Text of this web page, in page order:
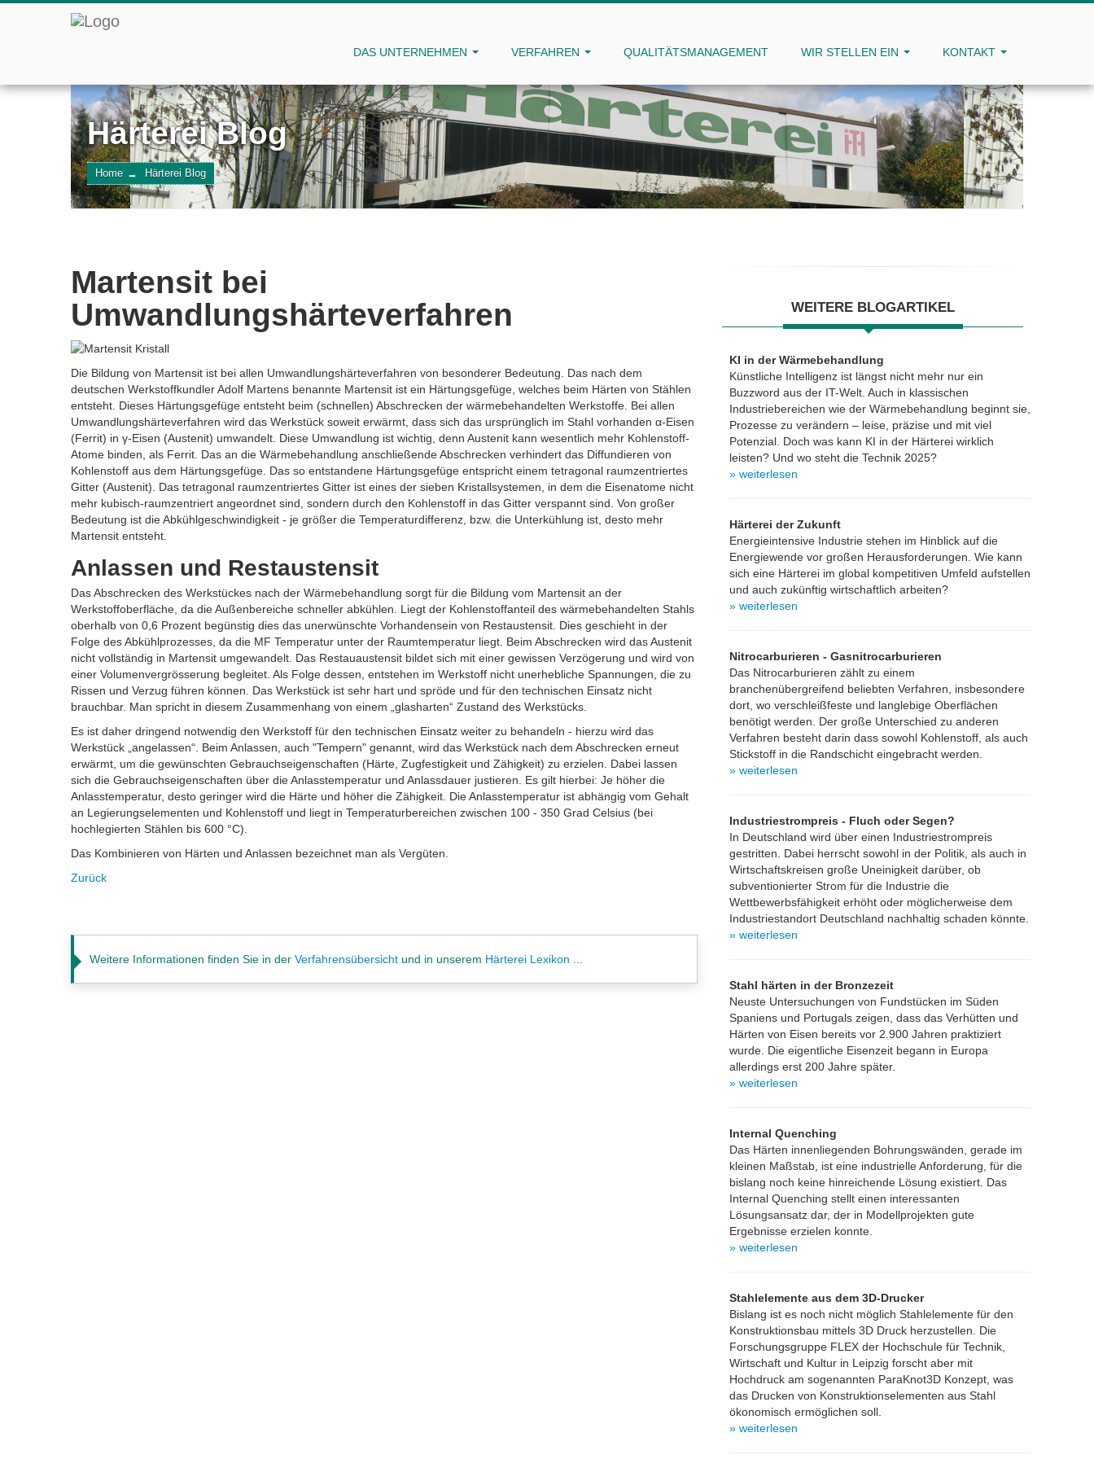
DAS UNTERNEHMEN VERFAHREN QUALITÄTSMANAGEMENT WIR STELLEN EIN KONTAKT
Härterei Blog
Home → Härterei Blog
Martensit bei
Umwandlungshärteverfahren
Die Bildung von Martensit ist bei allen Umwandlungshärteverfahren von besonderer Bedeutung. Das nach dem
deutschen Werkstoffkundler Adolf Martens benannte Martensit ist ein Härtungsgefüge, welches beim Härten von Stählen
entsteht. Dieses Härtungsgefüge entsteht beim (schnellen) Abschrecken der wärmebehandelten Werkstoffe. Bei allen
Umwandlungshärteverfahren wird das Werkstück soweit erwärmt, dass sich das ursprünglich im Stahl vorhanden α-Eisen
(Ferrit) in γ-Eisen (Austenit) umwandelt. Diese Umwandlung ist wichtig, denn Austenit kann wesentlich mehr Kohlenstoff-
Atome binden, als Ferrit. Das an die Wärmebehandlung anschließende Abschrecken verhindert das Diffundieren von
Kohlenstoff aus dem Härtungsgefüge. Das so entstandene Härtungsgefüge entspricht einem tetragonal raumzentriertes
Gitter (Austenit). Das tetragonal raumzentriertes Gitter ist eines der sieben Kristallsystemen, in dem die Eisenatome nicht
mehr kubisch-raumzentriert angeordnet sind, sondern durch den Kohlenstoff in das Gitter verspannt sind. Von großer
Bedeutung ist die Abkühlgeschwindigkeit - je größer die Temperaturdifferenz, bzw. die Unterkühlung ist, desto mehr
Martensit entsteht.
Anlassen und Restaustensit
Das Abschrecken des Werkstückes nach der Wärmebehandlung sorgt für die Bildung vom Martensit an der
Werkstoffoberfläche, da die Außenbereiche schneller abkühlen. Liegt der Kohlenstoffanteil des wärmebehandelten Stahls
oberhalb von 0,6 Prozent begünstig dies das unerwünschte Vorhandensein von Restaustensit. Dies geschieht in der
Folge des Abkühlprozesses, da die MF Temperatur unter der Raumtemperatur liegt. Beim Abschrecken wird das Austenit
nicht vollständig in Martensit umgewandelt. Das Restauaustensit bildet sich mit einer gewissen Verzögerung und wird von
einer Volumenvergrösserung begleitet. Als Folge dessen, entstehen im Werkstoff nicht unerhebliche Spannungen, die zu
Rissen und Verzug führen können. Das Werkstück ist sehr hart und spröde und für den technischen Einsatz nicht
brauchbar. Man spricht in diesem Zusammenhang von einem „glasharten“ Zustand des Werkstücks.
Es ist daher dringend notwendig den Werkstoff für den technischen Einsatz weiter zu behandeln - hierzu wird das
Werkstück „angelassen“. Beim Anlassen, auch "Tempern" genannt, wird das Werkstück nach dem Abschrecken erneut
erwärmt, um die gewünschten Gebrauchseigenschaften (Härte, Zugfestigkeit und Zähigkeit) zu erzielen. Dabei lassen
sich die Gebrauchseigenschaften über die Anlasstemperatur und Anlassdauer justieren. Es gilt hierbei: Je höher die
Anlasstemperatur, desto geringer wird die Härte und höher die Zähigkeit. Die Anlasstemperatur ist abhängig vom Gehalt
an Legierungselementen und Kohlenstoff und liegt in Temperaturbereichen zwischen 100 - 350 Grad Celsius (bei
hochlegierten Stählen bis 600 °C).
Das Kombinieren von Härten und Anlassen bezeichnet man als Vergüten.
Zurück
Weitere Informationen finden Sie in der Verfahrensübersicht und in unserem Härterei Lexikon ...
WEITERE BLOGARTIKEL
KI in der Wärmebehandlung
Künstliche Intelligenz ist längst nicht mehr nur ein
Buzzword aus der IT-Welt. Auch in klassischen
Industriebereichen wie der Wärmebehandlung beginnt sie,
Prozesse zu verändern – leise, präzise und mit viel
Potenzial. Doch was kann KI in der Härterei wirklich
leisten? Und wo steht die Technik 2025?
» weiterlesen
Härterei der Zukunft
Energieintensive Industrie stehen im Hinblick auf die
Energiewende vor großen Herausforderungen. Wie kann
sich eine Härterei im global kompetitiven Umfeld aufstellen
und auch zukünftig wirtschaftlich arbeiten?
» weiterlesen
Nitrocarburieren - Gasnitrocarburieren
Das Nitrocarburieren zählt zu einem
branchenübergreifend beliebten Verfahren, insbesondere
dort, wo verschleißfeste und langlebige Oberflächen
benötigt werden. Der große Unterschied zu anderen
Verfahren besteht darin dass sowohl Kohlenstoff, als auch
Stickstoff in die Randschicht eingebracht werden.
» weiterlesen
Industriestrompreis - Fluch oder Segen?
In Deutschland wird über einen Industriestrompreis
gestritten. Dabei herrscht sowohl in der Politik, als auch in
Wirtschaftskreisen große Uneinigkeit darüber, ob
subventionierter Strom für die Industrie die
Wettbewerbsfähigkeit erhöht oder möglicherweise dem
Industriestandort Deutschland nachhaltig schaden könnte.
» weiterlesen
Stahl härten in der Bronzezeit
Neuste Untersuchungen von Fundstücken im Süden
Spaniens und Portugals zeigen, dass das Verhütten und
Härten von Eisen bereits vor 2.900 Jahren praktiziert
wurde. Die eigentliche Eisenzeit begann in Europa
allerdings erst 200 Jahre später.
» weiterlesen
Internal Quenching
Das Härten innenliegenden Bohrungswänden, gerade im
kleinen Maßstab, ist eine industrielle Anforderung, für die
bislang noch keine hinreichende Lösung existiert. Das
Internal Quenching stellt einen interessanten
Lösungsansatz dar, der in Modellprojekten gute
Ergebnisse erzielen konnte.
» weiterlesen
Stahlelemente aus dem 3D-Drucker
Bislang ist es noch nicht möglich Stahlelemente für den
Konstruktionsbau mittels 3D Druck herzustellen. Die
Forschungsgruppe FLEX der Hochschule für Technik,
Wirtschaft und Kultur in Leipzig forscht aber mit
Hochdruck am sogenannten ParaKnot3D Konzept, was
das Drucken von Konstruktionselementen aus Stahl
ökonomisch ermöglichen soll.
» weiterlesen